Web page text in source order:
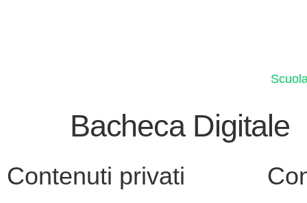
Bacheca Digitale
Contenuti privati